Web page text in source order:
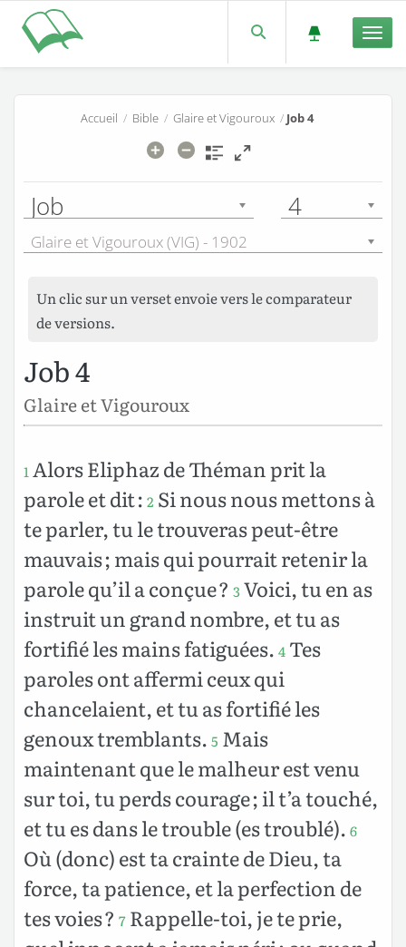
Accueil / Bible/ Glaire et Vigouroux/ Job 4
Job 4
Glaire et Vigouroux (VIG) - 1902
Un clic sur un verset envoie vers le comparateur
de versions.
Job 4
Glaire et Vigouroux
1Alors Eliphaz de Théman prit la
parole et dit : 2 Si nous nous mettons à
te parler, tu le trouveras peut-être
mauvais ; mais qui pourrait retenir la
parole qu’il a conçue ? 3Voici, tu en as
instruit un grand nombre, et tu as
fortifié les mains fatiguées. 4 Tes
paroles ont affermi ceux qui
chancelaient, et tu as fortifié les
genoux tremblants. 5 Mais
maintenant que le malheur est venu
sur toi, tu perds courage ; il t’a touché,
et tu es dans le trouble (es troublé). 6
Où (donc) est ta crainte de Dieu, ta
force, ta patience, et la perfection de
tes voies ? 7 Rappelle-toi, je te prie,